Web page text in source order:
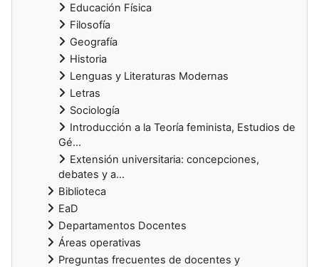
Educación Física
Filosofía
Geografía
Historia
Lenguas y Literaturas Modernas
Letras
Sociología
Introducción a la Teoría feminista, Estudios de
Gé...
Extensión universitaria: concepciones,
debates y a...
Biblioteca
EaD
Departamentos Docentes
Áreas operativas
Preguntas frecuentes de docentes y